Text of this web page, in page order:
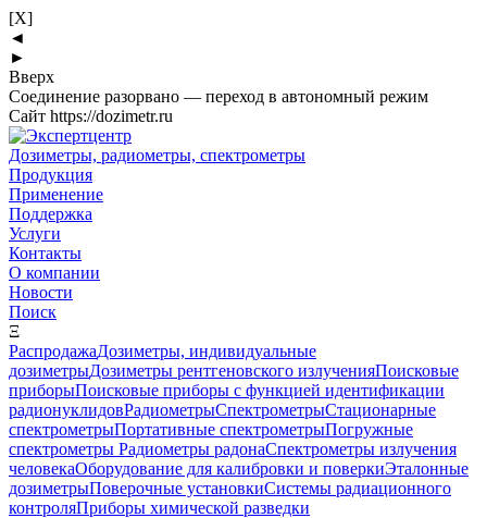
[X]
◄
►
Вверх
Соединение разорвано — переход в автономный режим
Сайт https://dozimetr.ru
Дозиметры, радиометры, спектрометры
Продукция
Применение
Поддержка
Услуги
Контакты
О компании
Новости
Поиск
Ξ
РаспродажаДозиметры, индивидуальные
дозиметрыДозиметры рентгеновского излученияПоисковые
приборыПоисковые приборы с функцией идентификации
радионуклидовРадиометрыСпектрометрыСтационарные
спектрометрыПортативные спектрометрыПогружные
спектрометры Радиометры радонаСпектрометры излучения
человекаОборудование для калибровки и поверкиЭталонные
дозиметрыПоверочные установкиСистемы радиационного
контроляПриборы химической разведки